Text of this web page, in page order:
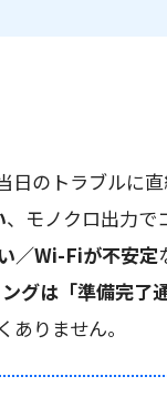
日のトラブルに
、モノクロ出力で
／Wi-Fiが不安定
グは「準備完了
りません。